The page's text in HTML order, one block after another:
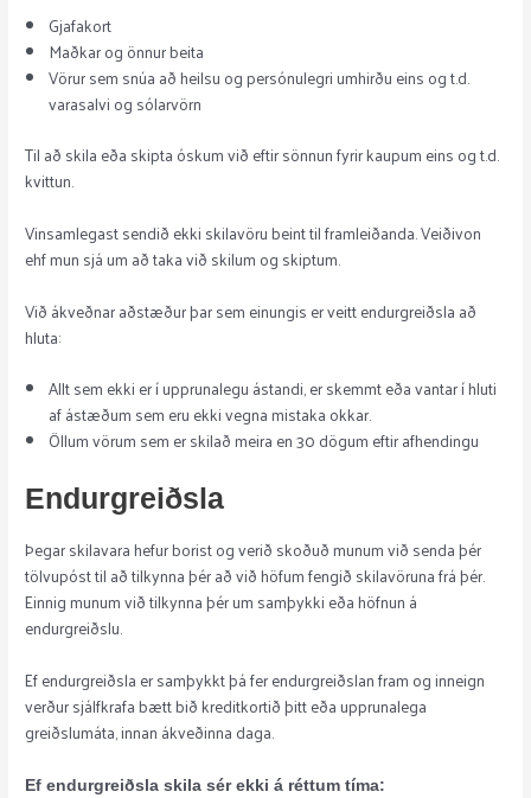
Gjafakort
Maðkar og önnur beita
Vörur sem snúa að heilsu og persónulegri umhirðu eins og t.d.
varasalvi og sólarvörn
Til að skila eða skipta óskum við eftir sönnun fyrir kaupum eins og t.d.
kvittun.
Vinsamlegast sendið ekki skilavöru beint til framleiðanda. Veiðivon
ehf mun sjá um að taka við skilum og skiptum.
Við ákveðnar aðstæður þar sem einungis er veitt endurgreiðsla að
hluta:
Allt sem ekki er í upprunalegu ástandi, er skemmt eða vantar í hluti
af ástæðum sem eru ekki vegna mistaka okkar.
Öllum vörum sem er skilað meira en 30 dögum eftir afhendingu
Endurgreiðsla
Þegar skilavara hefur borist og verið skoðuð munum við senda þér
tölvupóst til að tilkynna þér að við höfum fengið skilavöruna frá þér.
Einnig munum við tilkynna þér um samþykki eða höfnun á
endurgreiðslu.
Ef endurgreiðsla er samþykkt þá fer endurgreiðslan fram og inneign
verður sjálfkrafa bætt bið kreditkortið þitt eða upprunalega
greiðslumáta, innan ákveðinna daga.
Ef endurgreiðsla skila sér ekki á réttum tíma: